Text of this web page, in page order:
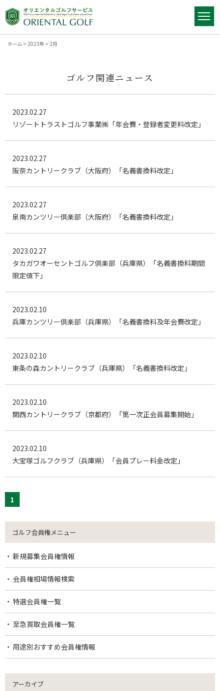
ホーム > 2023年 > 2月
ゴルフ関連ニュース
2023.02.27
リゾートトラストゴルフ事業㈱「年会費・登録者変更料改定」
2023.02.27
阪奈カントリークラブ（大阪府）「名義書換料改定」
2023.02.27
泉南カンツリー倶楽部（大阪府）「名義書換料改定」
2023.02.27
タカガワオーセントゴルフ倶楽部（兵庫県）「名義書換料期間
限定値下」
2023.02.10
兵庫カンツリー倶楽部（兵庫県）「名義書換料及年会費改定」
2023.02.10
東条の森カントリークラブ（兵庫県）「名義書換料改定」
2023.02.10
関西カントリークラブ（京都府）「第一次正会員募集開始」
2023.02.10
大宝塚ゴルフクラブ（兵庫県）「会員プレー料金改定」
1
ゴルフ会員権メニュー
新規募集会員権情報
会員権相場情報検索
特選会員権一覧
至急買取会員権一覧
用途別おすすめ会員権情報
アーカイブ